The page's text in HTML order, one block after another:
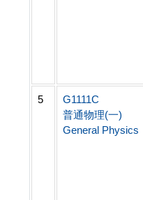
5
G1111C
普通物理(一)
General Physics